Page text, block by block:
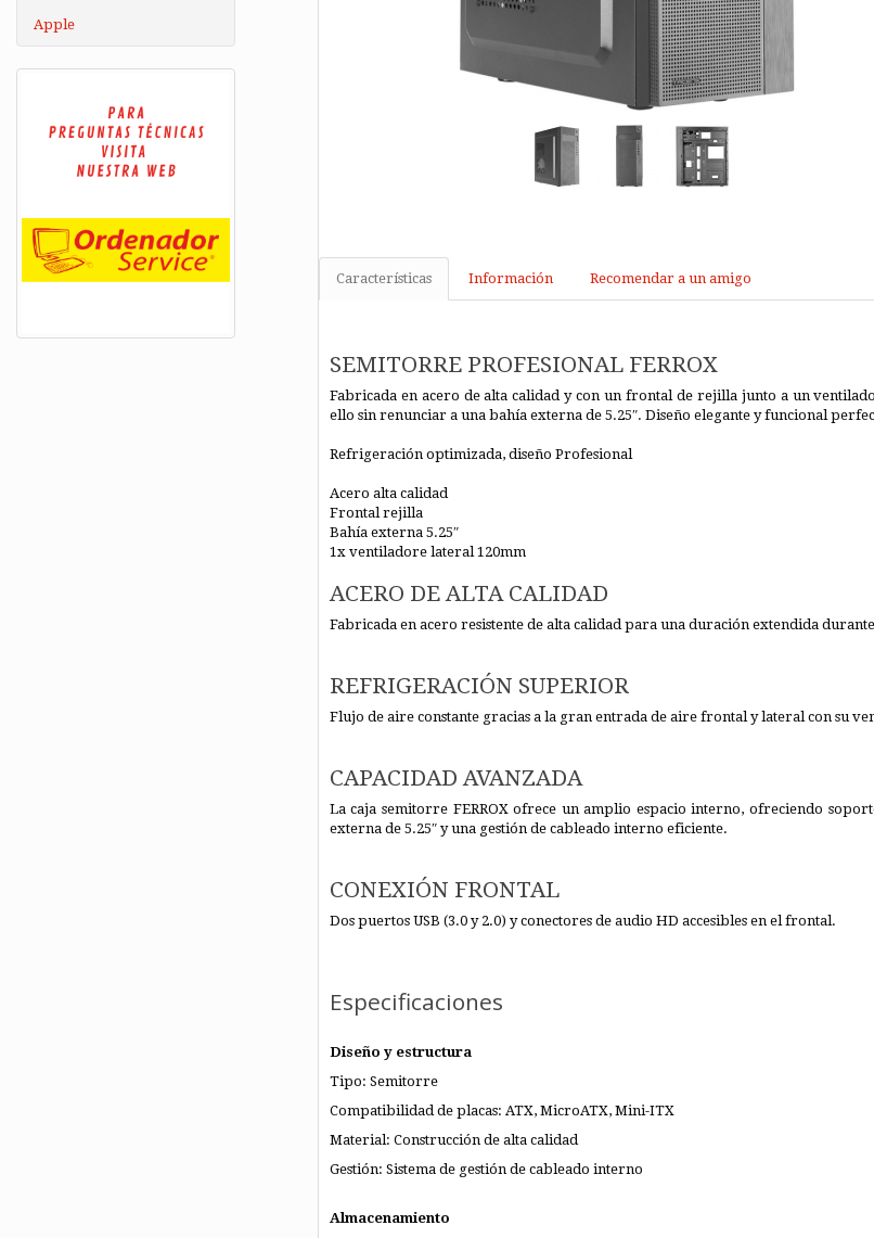
Apple
Características Información Recomendar a un amigo
SEMITORRE PROFESIONAL FERROX
Fabricada en acero de alta calidad y con un frontal de rejilla junto a un
ello sin renunciar a una bahía externa de 5.25″. Diseño elegante y funcional
Refrigeración optimizada, diseño Profesional
Acero alta calidad
Frontal rejilla
Bahía externa 5.25″
1x ventiladore lateral 120mm
ACERO DE ALTA CALIDAD
Fabricada en acero resistente de alta calidad para una duración extendida
REFRIGERACIÓN SUPERIOR
Flujo de aire constante gracias a la gran entrada de aire frontal y lateral con su
CAPACIDAD AVANZADA
La caja semitorre FERROX ofrece un amplio espacio interno, ofreciendo
externa de 5.25″ y una gestión de cableado interno eficiente.
CONEXIÓN FRONTAL
Dos puertos USB (3.0 y 2.0) y conectores de audio HD accesibles en el frontal.
Especificaciones
Diseño y estructura
Tipo: Semitorre
Compatibilidad de placas: ATX, MicroATX, Mini-ITX
Material: Construcción de alta calidad
Gestión: Sistema de gestión de cableado interno
Almacenamiento